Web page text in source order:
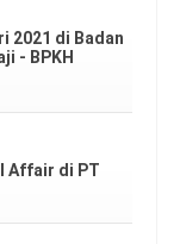
2021 di Badan
- BPKH
Affair di PT